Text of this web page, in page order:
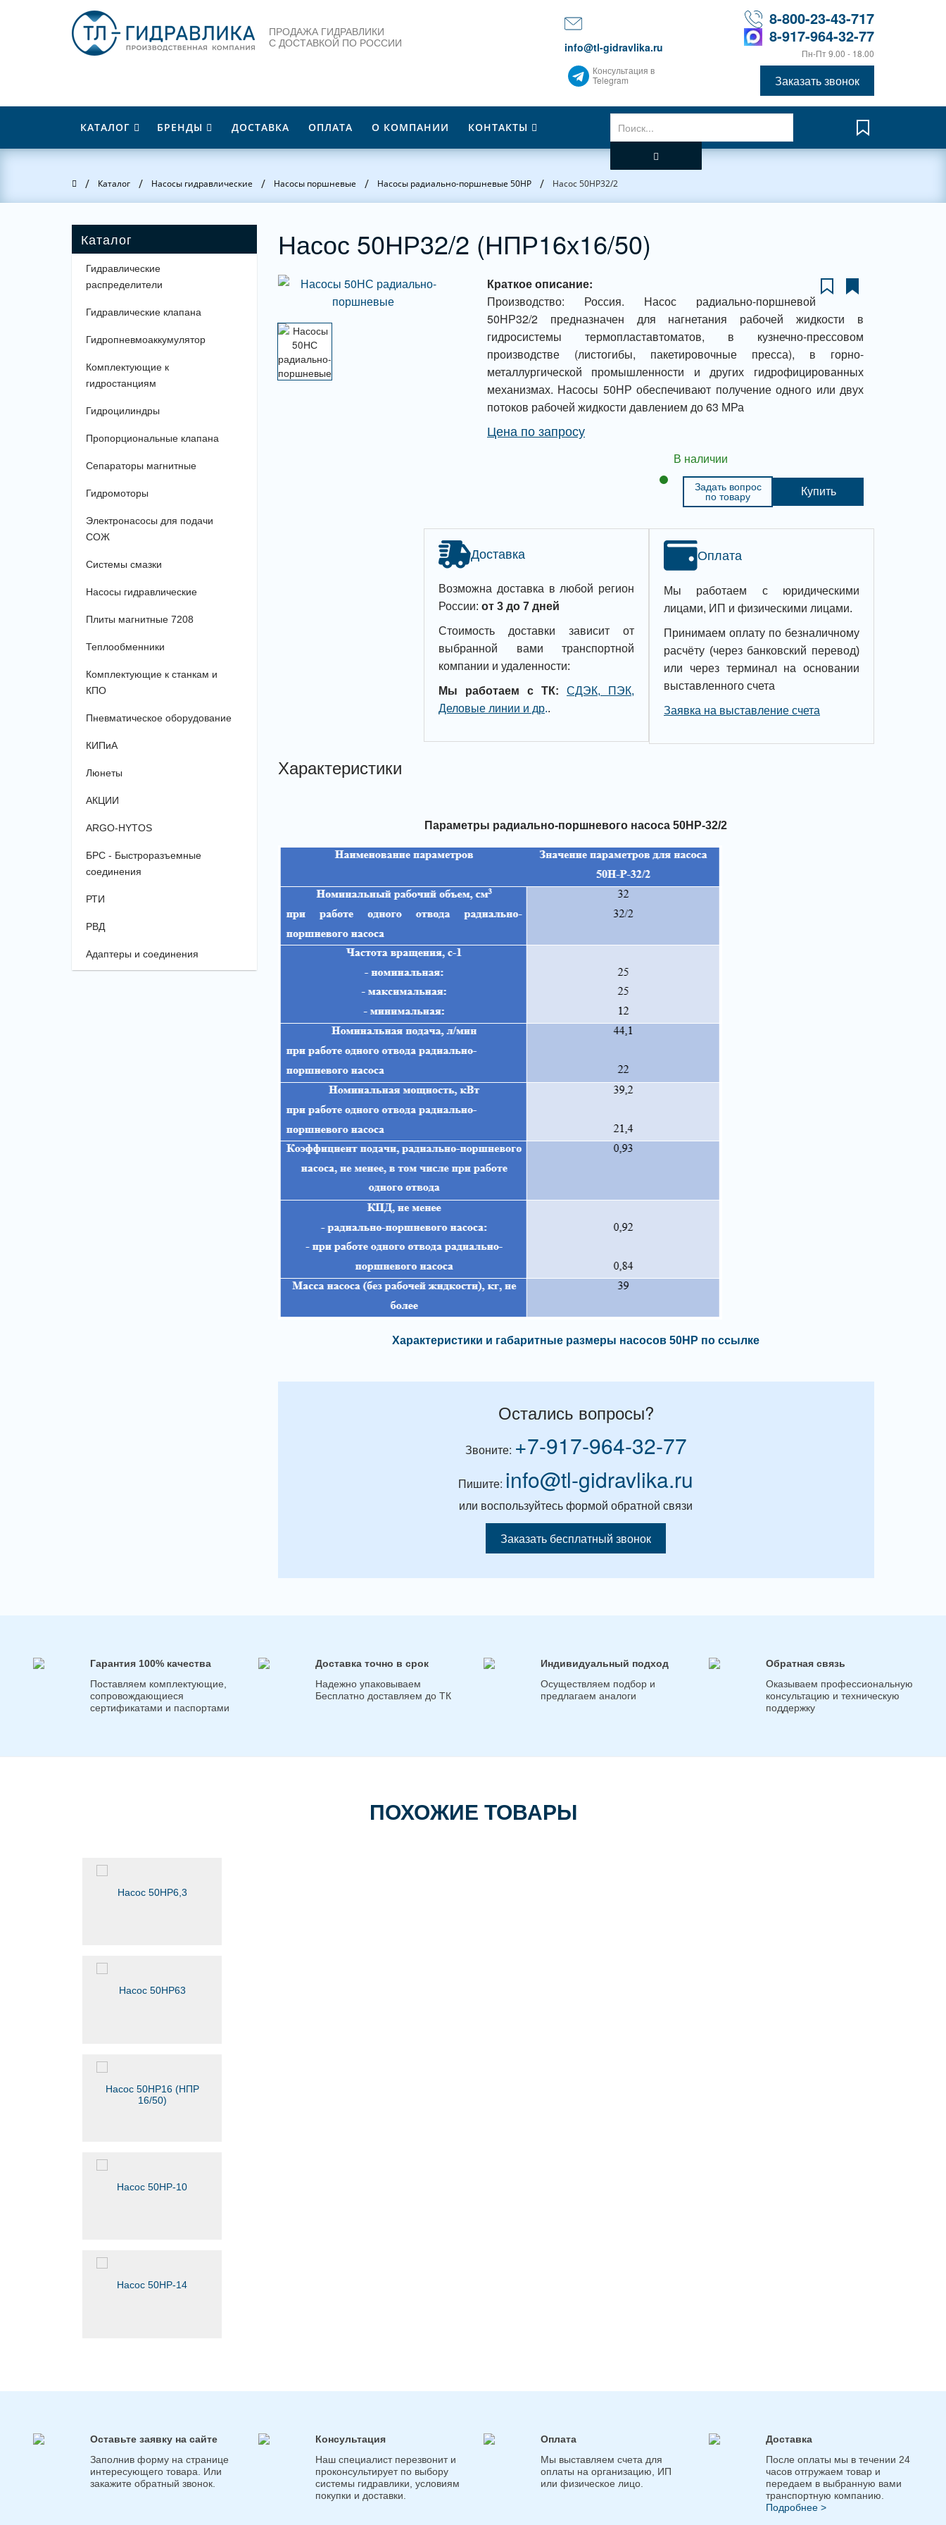
ПРОДАЖА ГИДРАВЛИКИ
С ДОСТАВКОЙ ПО РОССИИ
info@tl-gidravlika.ru
8-800-23-43-717
8-917-964-32-77
Пн-Пт 9.00 - 18.00
Консультация в
Telegram
Заказать звонок
КАТАЛОГ БРЕНДЫ ДОСТАВКА ОПЛАТА О КОМПАНИИ КОНТАКТЫ
Главная
/ Каталог / Насосы гидравлические / Насосы поршневые / Насосы радиально-поршневые 50НР / Насос 50НР32/2
Гидравлические
распределители
Гидравлические клапана
Гидропневмоаккумулятор
Комплектующие к
гидростанциям
Гидроцилиндры
Пропорциональные клапана
Сепараторы магнитные
Гидромоторы
Электронасосы для подачи
СОЖ
Системы смазки
Насосы гидравлические
Плиты магнитные 7208
Теплообменники
Комплектующие к станкам и
КПО
Пневматическое оборудование
КИПиА
Люнеты
АКЦИИ
ARGO-HYTOS
БРС - Быстроразъемные
соединения
РТИ
РВД
Адаптеры и соединения
Насос 50НР32/2 (НПР16х16/50)
Краткое описание:
Производство: Россия. Насос радиально-поршневой
50НР32/2 предназначен для нагнетания рабочей жидкости в
гидросистемы термопластавтоматов, в кузнечно-прессовом
производстве (листогибы, пакетировочные пресса), в горно-
металлургической промышленности и других гидрофицированных
механизмах. Насосы 50НР обеспечивают получение одного или двух
потоков рабочей жидкости давлением до 63 МРа
Цена по запросу
В наличии
Задать вопрос
по товару
Купить
Оплата
Мы работаем с юридическими
лицами, ИП и физическими лицами.
Принимаем оплату по безналичному
расчёту (через банковский перевод)
или через терминал на основании
выставленного счета
Заявка на выставление счета
Доставка
Возможна доставка в любой регион
России: от 3 до 7 дней
Стоимость доставки зависит от
выбранной вами транспортной
компании и удаленности:
Мы работаем с ТК:
СДЭК, ПЭК,
Деловые линии и др..
Характеристики
Параметры радиально-поршневого насоса 50НР-32/2
Характеристики и габаритные размеры насосов 50НР по ссылке
Остались вопросы?
Звоните: +7-917-964-32-77
Пишите: info@tl-gidravlika.ru
или воспользуйтесь формой обратной связи
Заказать бесплатный звонок
Гарантия 100% качества
Поставляем комплектующие,
сопровождающиеся
сертификатами и паспортами
Доставка точно в срок
Надежно упаковываем
Бесплатно доставляем до ТК
Индивидуальный подход
Осуществляем подбор и
предлагаем аналоги
Обратная связь
Оказываем профессиональную
консультацию и техническую
поддержку
ПОХОЖИЕ ТОВАРЫ
Насос 50НР6,3
Насос 50НР63
Насос 50НР16 (НПР
16/50)
Насос 50НР-10
Насос 50НР-14
Оставьте заявку на сайте
Заполнив форму на странице
интересующего товара. Или
закажите обратный звонок.
Консультация
Наш специалист перезвонит и
проконсультирует по выбору
системы гидравлики, условиям
покупки и доставки.
Оплата
Мы выставляем счета для
оплаты на организацию, ИП
или физическое лицо.
Доставка
После оплаты мы в течении 24
часов отгружаем товар и
передаем в выбранную вами
транспортную компанию.
Подробнее >